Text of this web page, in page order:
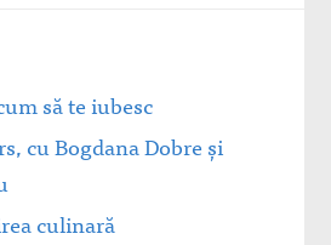
să te iubesc
cu Bogdana Dobre și
culinară